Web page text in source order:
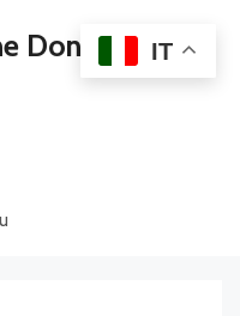
Dona' Dalle
IT